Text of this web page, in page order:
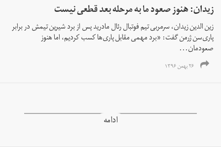
زیدان: هنوز صعود ما به مرحله بعد قطعی نیست
زین الدین زیدان، سرمربی تیم فوتبال رئال مادرید پس از برد شیرین تیمش در برابر
پاری‌سن ژرمن گفت: «برد مهمی مقابل پاری‌‌ها کسب کردیم، اما هنوز
صعودمان...
۲۶ بهمن ۱۳۹۶
ادامه